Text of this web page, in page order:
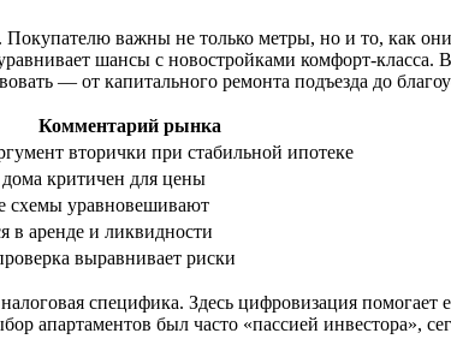
важны не только метры, но и то, как
шансы с новостройками комфорт-
— от капитального ремонта подъезда до
Комментарий рынка
вторички при стабильной ипотеке
критичен для цены
схемы уравновешивают
в аренде и ликвидности
выравнивает риски
специфика. Здесь цифровизация
апартаментов был часто «пассией инвестора»,